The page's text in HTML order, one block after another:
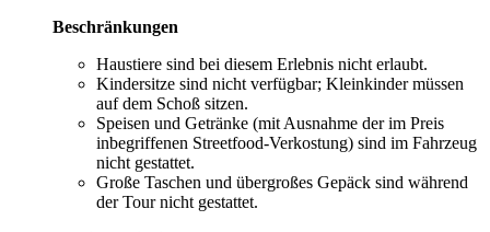
Beschränkungen
Haustiere sind bei diesem Erlebnis nicht erlaubt.
Kindersitze sind nicht verfügbar; Kleinkinder müssen
auf dem Schoß sitzen.
Speisen und Getränke (mit Ausnahme der im Preis
inbegriffenen Streetfood-Verkostung) sind im Fahrzeug
nicht gestattet.
Große Taschen und übergroßes Gepäck sind während
der Tour nicht gestattet.